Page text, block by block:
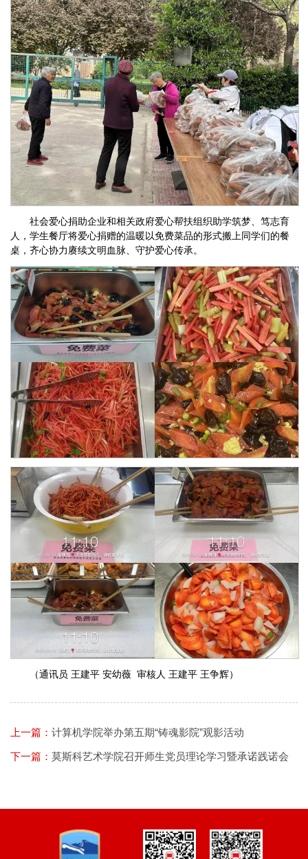
社会爱心捐助企业和相关政府爱心帮扶组织助学筑梦、笃志育
人，学生餐厅将爱心捐赠的温暖以免费菜品的形式搬上同学们的餐
桌，齐心协力赓续文明血脉、守护爱心传承。
（通讯员 王建平 安幼薇 审核人 王建平 王争辉）
上一篇： 计算机学院举办第五期“铸魂影院”观影活动
下一篇： 莫斯科艺术学院召开师生党员理论学习暨承诺践诺会